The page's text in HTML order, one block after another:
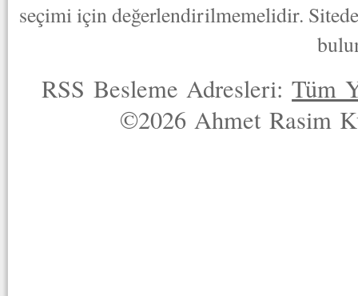
seçimi için değerlendirilmemelidir.
RSS Besleme Adresleri:Tüm
©2026 Ahmet Rasim